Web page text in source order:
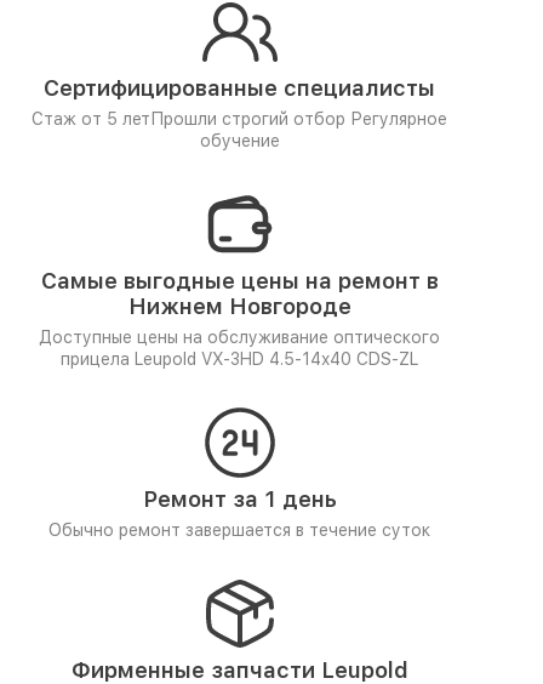
Сертифицированные специалисты
Стаж от 5 лет Прошли строгий отбор Регулярное
обучение
Самые выгодные цены на ремонт в
Нижнем Новгороде
Доступные цены на обслуживание оптического
прицела Leupold VX-3HD 4.5-14x40 CDS-ZL
Ремонт за 1 день
Обычно ремонт завершается в течение суток
Фирменные запчасти Leupold